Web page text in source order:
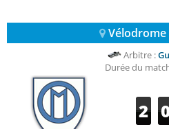
Vélodrome
Arbitre :
Durée du
2